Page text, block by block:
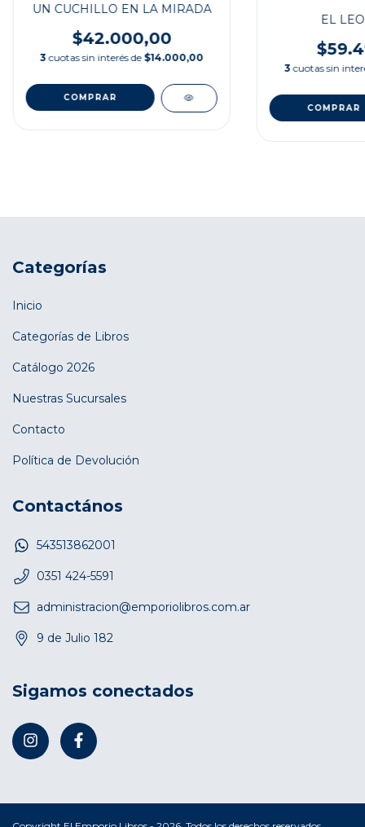
UN CUCHILLO EN LA MIRADA
$42.000,00
3 cuotas sin interés de $14.000,00
EL
3 cuotas sin
Categorías
Inicio
Categorías de Libros
Catálogo 2026
Nuestras Sucursales
Contacto
Política de Devolución
Contactános
543513862001
0351 424-5591
administracion@emporiolibros.com.ar
9 de Julio 182
Sigamos conectados